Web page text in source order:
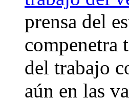
prensa del
compenetra
del trabajo
aún en las